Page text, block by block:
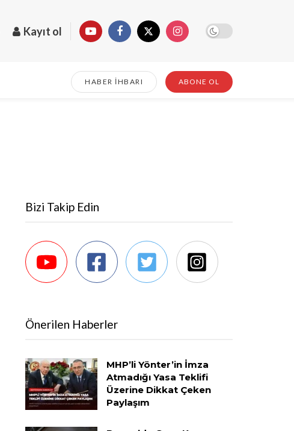
Kayıt ol
HABER İHBARI ABONE OL
Bizi Takip Edin
Önerilen Haberler
MHP’li Yönter’in İmza
Atmadığı Yasa Teklifi
Üzerine Dikkat Çeken
Paylaşım